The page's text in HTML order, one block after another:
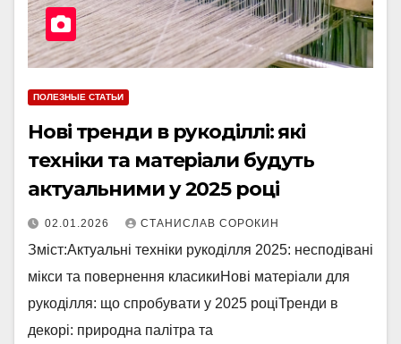
ПОЛЕЗНЫЕ СТАТЬИ
Нові тренди в рукоділлі: які
техніки та матеріали будуть
актуальними у 2025 році
02.01.2026 СТАНИСЛАВ СОРОКИН
Зміст:Актуальні техніки рукоділля 2025: несподівані
мікси та повернення класикиНові матеріали для
рукоділля: що спробувати у 2025 роціТренди в
декорі: природна палітра та